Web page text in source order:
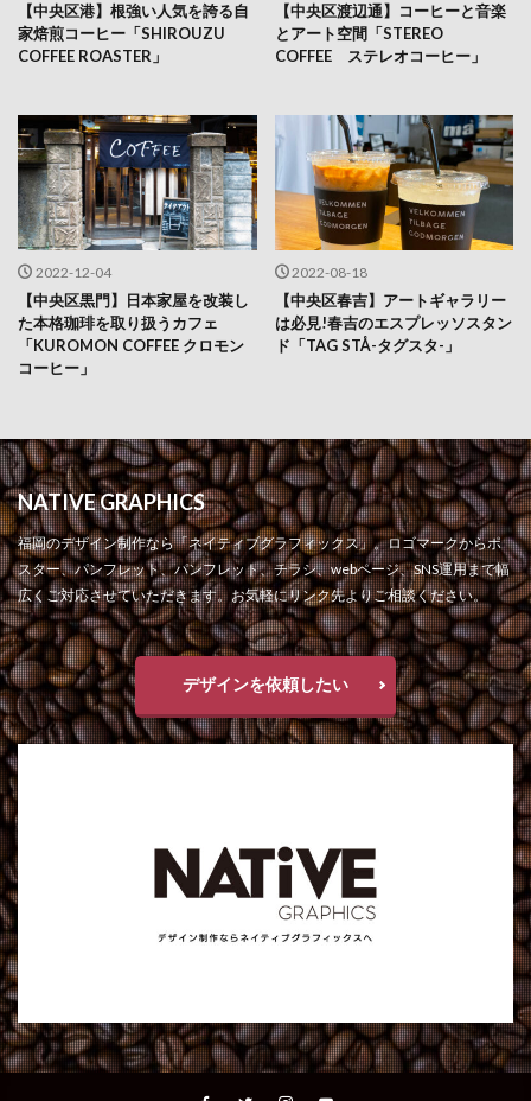
【中央区港】根強い人気を誇る自
家焙煎コーヒー「SHIROUZU
COFFEE ROASTER」
【中央区渡辺通】コーヒーと音楽
とアート空間「STEREO
COFFEE ステレオコーヒー」
2022-12-04
【中央区黒門】日本家屋を改装し
た本格珈琲を取り扱うカフェ
「KUROMON COFFEE クロモン
コーヒー」
2022-08-18
【中央区春吉】アートギャラリー
は必見!春吉のエスプレッソスタン
ド「TAG STÅ-タグスタ-」
NATIVE GRAPHICS
福岡のデザイン制作なら「ネイティブグラフィックス」。ロゴマークからポ
スター、パンフレット、パンフレット、チラシ、webページ、SNS運用まで幅
広くご対応させていただきます。お気軽にリンク先よりご相談ください。
デザインを依頼したい